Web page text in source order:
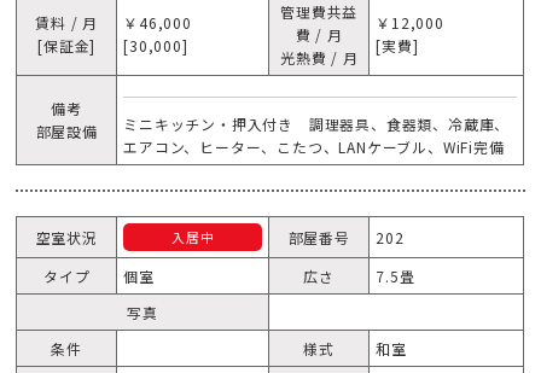
賃料 / 月
[保証金]
￥46,000
[30,000]
管理費共益
費 / 月
光熱費 / 月
￥12,000
[実費]
備考
部屋設備
ミニキッチン・押入付き 調理器具、食器類、冷蔵庫、
エアコン、ヒーター、こたつ、LANケーブル、WiFi完備
空室状況 入居中 部屋番号
202
タイプ
個室 広さ
7.5畳
写真
条件
様式 和室